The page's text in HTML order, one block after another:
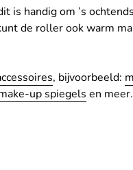
is handig om ’s
de roller ook warm
, bijvoorbeeld:
up spiegels en meer.